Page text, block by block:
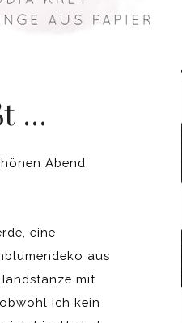
…
Abend.
eine
aus
mit
ich kein